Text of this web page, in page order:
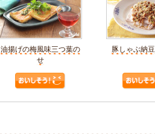
油揚げの梅風味三つ葉の
せ
豚しゃぶ納